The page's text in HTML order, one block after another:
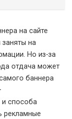
на сайте
заняты на
Но из-за
отдача может
баннера
способа
рекламные